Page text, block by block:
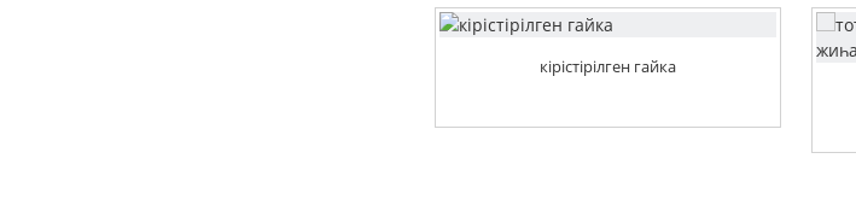
кірістірілген гайка